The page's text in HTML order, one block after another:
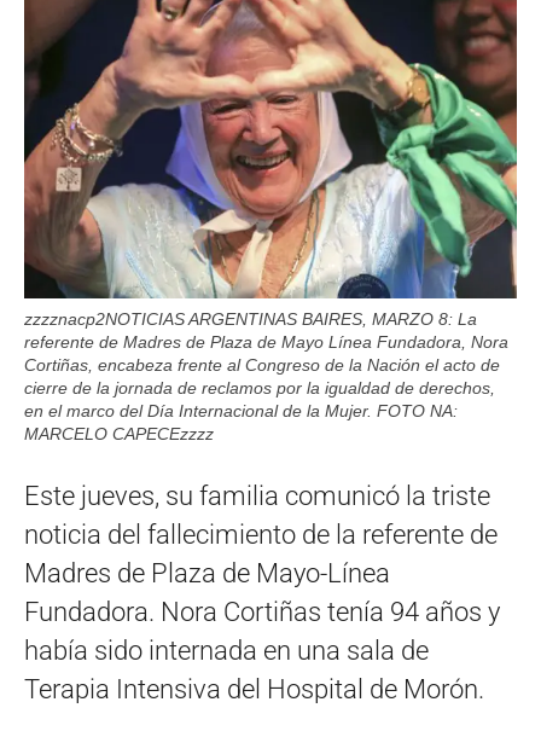
zzzznacp2NOTICIAS ARGENTINAS BAIRES, MARZO 8: La
referente de Madres de Plaza de Mayo Línea Fundadora, Nora
Cortiñas, encabeza frente al Congreso de la Nación el acto de
cierre de la jornada de reclamos por la igualdad de derechos,
en el marco del Día Internacional de la Mujer. FOTO NA:
MARCELO CAPECEzzzz
Este jueves, su familia comunicó la triste
noticia del fallecimiento de la referente de
Madres de Plaza de Mayo-Línea
Fundadora. Nora Cortiñas tenía 94 años y
había sido internada en una sala de
Terapia Intensiva del Hospital de Morón.